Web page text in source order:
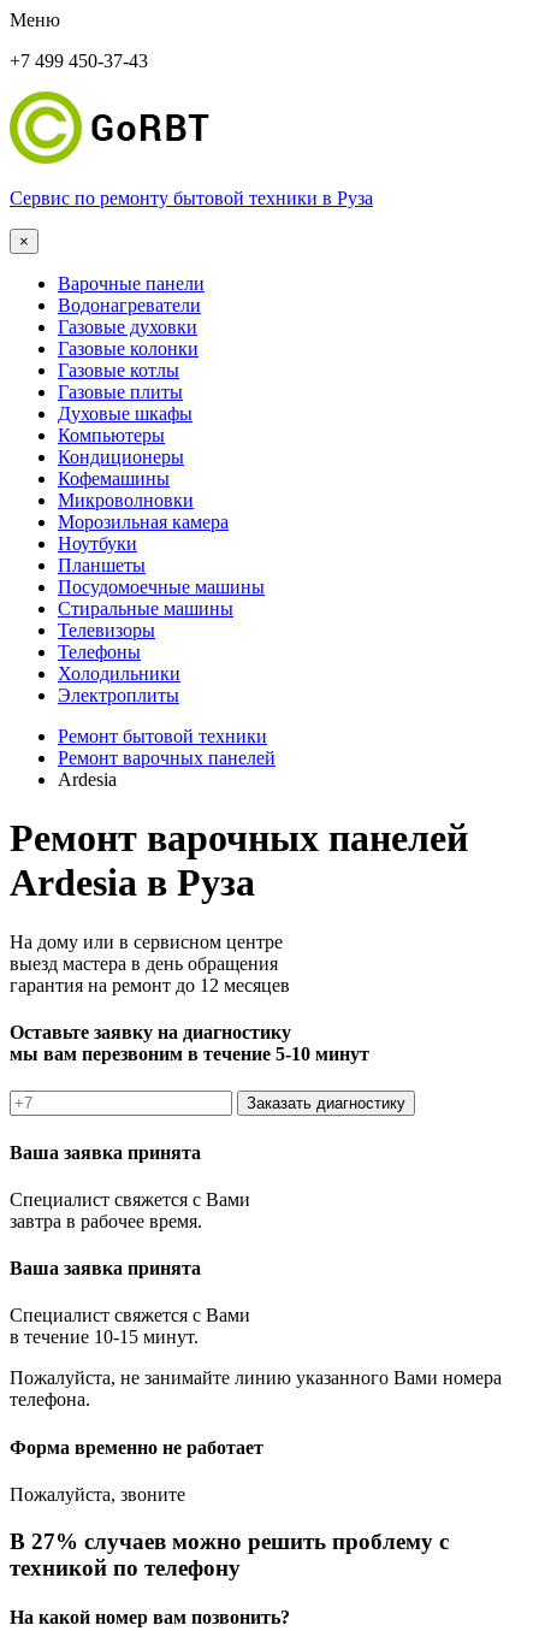
Меню
+7 499 450-37-43
Сервис по ремонту бытовой техники в Руза
×
Варочные панели
Водонагреватели
Газовые духовки
Газовые колонки
Газовые котлы
Газовые плиты
Духовые шкафы
Компьютеры
Кондиционеры
Кофемашины
Микроволновки
Морозильная камера
Ноутбуки
Планшеты
Посудомоечные машины
Стиральные машины
Телевизоры
Телефоны
Холодильники
Электроплиты
Ремонт бытовой техники
Ремонт варочных панелей
Ardesia
Ремонт варочных панелей
Ardesia в Руза
На дому или в сервисном центре
выезд мастера в день обращения
гарантия на ремонт до 12 месяцев
Оставьте заявку на диагностику
мы вам перезвоним в течение 5-10 минут
Заказать диагностику
Ваша заявка принята
Специалист свяжется с Вами
завтра в рабочее время.
Ваша заявка принята
Специалист свяжется с Вами
в течение 10-15 минут.
Пожалуйста, не занимайте линию указанного Вами номера
телефона.
Форма временно не работает
Пожалуйста, звоните
В 27% случаев можно решить проблему с
техникой по телефону
На какой номер вам позвонить?